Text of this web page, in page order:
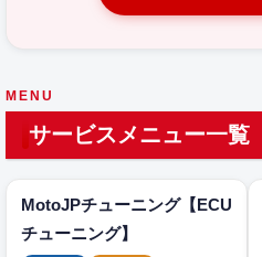
MENU
サービスメニュー一覧
MotoJPチューニング【ECU
チューニング】